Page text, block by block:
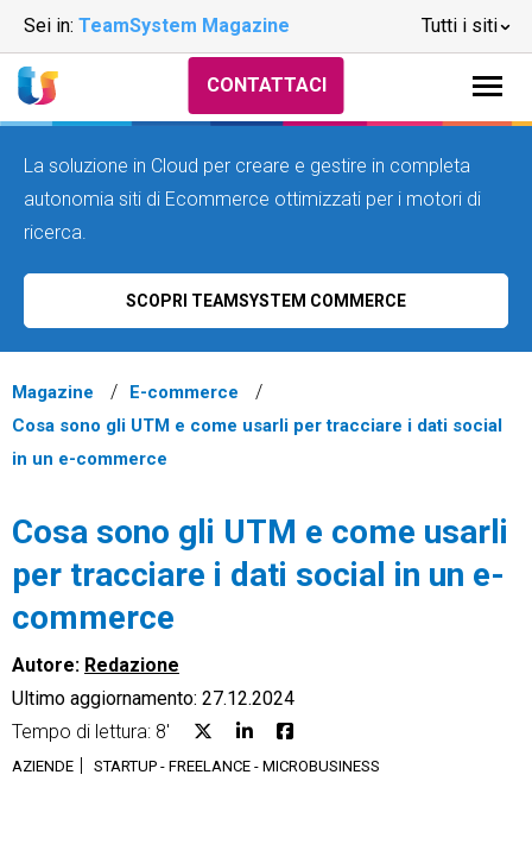
Sei in: TeamSystem Magazine Tutti i siti
Ecommerce
Email Marketing
CONTATTACI
La soluzione in Cloud per creare e gestire in completa
autonomia siti di Ecommerce ottimizzati per i motori di
ricerca.
SCOPRI TEAMSYSTEM COMMERCE
Magazine
E-commerce
Cosa sono gli UTM e come usarli per tracciare i dati social
in un e-commerce
Cosa sono gli UTM e come usarli
per tracciare i dati social in un e-
commerce
Autore: Redazione
Ultimo aggiornamento: 27.12.2024
Tempo di lettura: 8'
AZIENDE STARTUP - FREELANCE - MICROBUSINESS